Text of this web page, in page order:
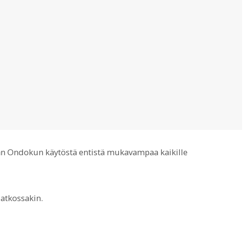
Ondokun käytöstä entistä mukavampaa kaikille